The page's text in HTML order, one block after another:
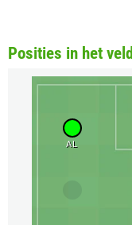
Posities in het veld
AL